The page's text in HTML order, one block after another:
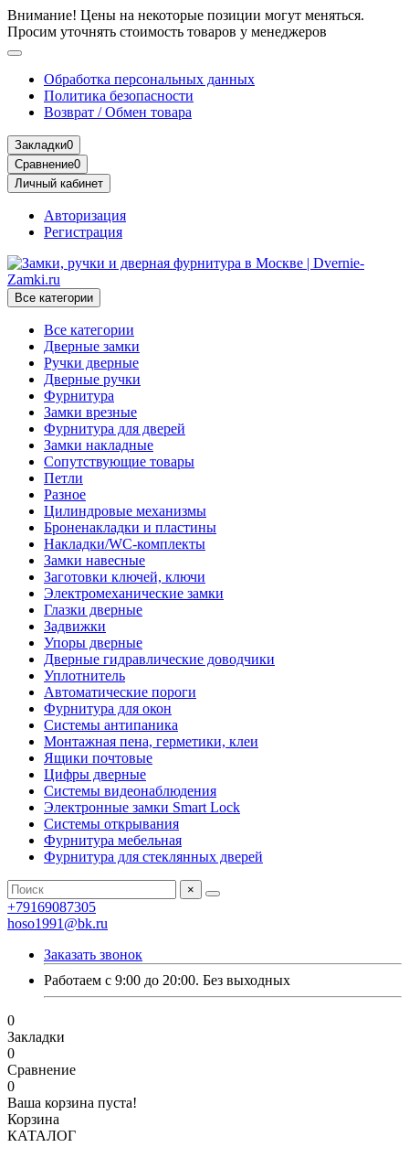
Внимание! Цены на некоторые позиции могут меняться.
Просим уточнять стоимость товаров у менеджеров
Обработка персональных данных
Политика безопасности
Возврат / Обмен товара
Закладки0
Сравнение0
Личный кабинет
Авторизация
Регистрация
Все категории
Все категории
Дверные замки
Ручки дверные
Дверные ручки
Фурнитура
Замки врезные
Фурнитура для дверей
Замки накладные
Сопутствующие товары
Петли
Разное
Цилиндровые механизмы
Броненакладки и пластины
Накладки/WC-комплекты
Замки навесные
Заготовки ключей, ключи
Электромеханические замки
Глазки дверные
Задвижки
Упоры дверные
Дверные гидравлические доводчики
Уплотнитель
Автоматические пороги
Фурнитура для окон
Системы антипаника
Монтажная пена, герметики, клеи
Ящики почтовые
Цифры дверные
Системы видеонаблюдения
Электронные замки Smart Lock
Системы открывания
Фурнитура мебельная
Фурнитура для стеклянных дверей
×
+79169087305
hoso1991@bk.ru
Заказать звонок
Работаем с 9:00 до 20:00. Без выходных
0
Закладки
0
Сравнение
0
Ваша корзина пуста!
Корзина
КАТАЛОГ